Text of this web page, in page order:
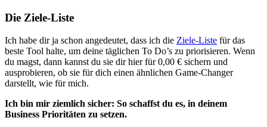
Die Ziele-Liste
Ich habe dir ja schon angedeutet, dass ich die Ziele-Liste für das
beste Tool halte, um deine täglichen To Do’s zu priorisieren. Wenn
du magst, dann kannst du sie dir hier für 0,00 € sichern und
ausprobieren, ob sie für dich einen ähnlichen Game-Changer
darstellt, wie für mich.
Ich bin mir ziemlich sicher: So schaffst du es, in deinem
Business Prioritäten zu setzen.